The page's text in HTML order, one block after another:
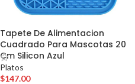
Tapete De Alimentacion
Cuadrado Para Mascotas 20
Cm Silicon Azul
Platos
$147.00